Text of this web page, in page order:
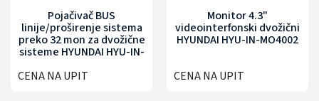
Pojačivač BUS
linije/proširenje sistema
preko 32 mon za dvožične
sisteme HYUNDAI HYU-IN-
CENA NA UPIT
Monitor 4.3"
videointerfonski dvožični
HYUNDAI HYU-IN-MO4002
CENA NA UPIT